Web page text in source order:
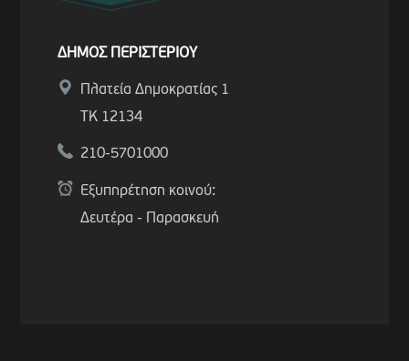
ΔΗΜΟΣ ΠΕΡΙΣΤΕΡΙΟΥ
Πλατεία Δημοκρατίας 1
ΤΚ 12134
210-5701000
Εξυπηρέτηση κοινού:
Δευτέρα - Παρασκευή